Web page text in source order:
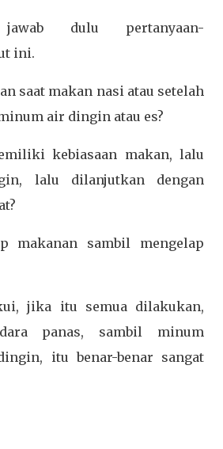
jawab dulu pertanyaan-
ini.
saat makan nasi atau setelah
air dingin atau es?
kebiasaan makan, lalu
lalu dilanjutkan dengan
makanan sambil mengelap
jika itu semua dilakukan,
panas, sambil minum
itu benar-benar sangat